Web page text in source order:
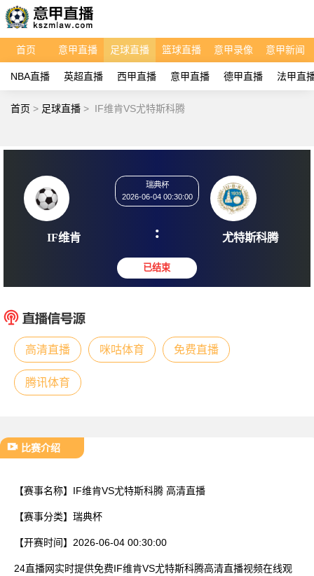
首页 意甲直播 足球直播 篮球直播 意甲录像 意甲新闻
NBA直播 英超直播 西甲直播 意甲直播 德甲直播 法甲直
首页 > 足球直播 > IF维肯VS尤特斯科腾
IF维肯
2026-06-04 00:30:00
: 尤特
高清直播 咪咕体育 免费直播
腾讯体育
比赛介绍
【赛事名称】 IF维肯VS尤特斯科腾 高清直播
【赛事分类】 瑞典杯
【开赛时间】 2026-06-04 00:30:00
24直播网实时提供免费IF维肯VS尤特斯科腾高清直播视频在线观